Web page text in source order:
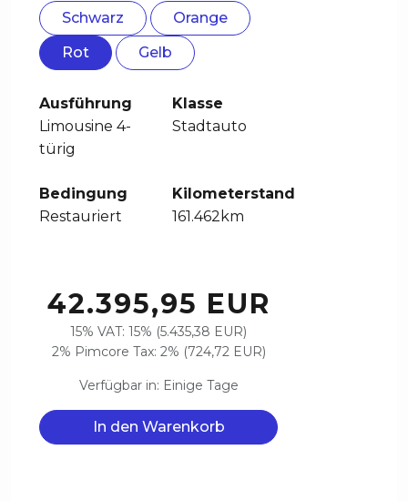
Schwarz
Orange
Rot
Gelb
Ausführung
Limousine 4-
türig
Klasse
Stadtauto
Bedingung
Restauriert
Kilometerstand
161.462km
42.395,95 EUR
15% VAT: 15% (5.435,38 EUR)
2% Pimcore Tax: 2% (724,72 EUR)
Verfügbar in: Einige Tage
In den Warenkorb